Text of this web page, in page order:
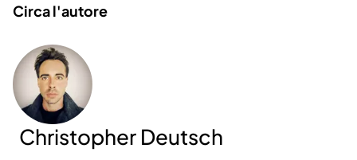
Circa l'autore
Christopher Deutsch